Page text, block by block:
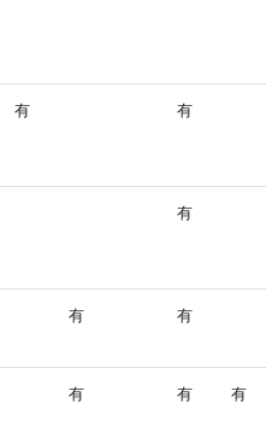
有 有
有
有 有
有 有 有